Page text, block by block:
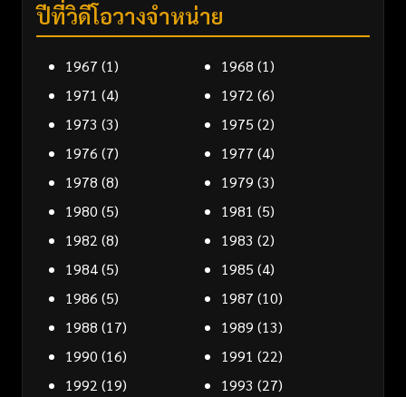
ปีที่วิดีโอวางจำหน่าย
1967 (1) 1968 (1)
1971 (4) 1972 (6)
1973 (3) 1975 (2)
1976 (7) 1977 (4)
1978 (8) 1979 (3)
1980 (5) 1981 (5)
1982 (8) 1983 (2)
1984(5) 1985 (4)
1986 (5) 1987 (10)
1988 (17) 1989 (13)
1990 (16) 1991 (22)
1992 (19) 1993 (27)